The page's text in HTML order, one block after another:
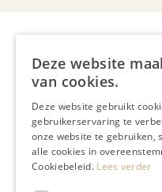
Deze website
van cookies.
Deze website gebruikt
gebruikerservaring te
onze website te gebruiken,
alle cookies in
Cookiebeleid. Lees verder